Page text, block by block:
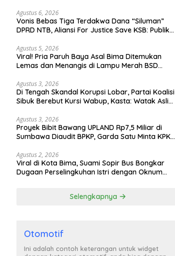
Agustus 6, 2026
Vonis Bebas Tiga Terdakwa Dana “Siluman”
DPRD NTB, Aliansi For Justice Save KSB: Publik
Agustus 5, 2026
Viral! Pria Paruh Baya Asal Bima Ditemukan
Lemas dan Menangis di Lampu Merah BSD
Agustus 3, 2026
Di Tengah Skandal Korupsi Lobar, Partai Koalisi
Sibuk Berebut Kursi Wabup, Kasta: Watak Asli
Agustus 3, 2026
Proyek Bibit Bawang UPLAND Rp7,5 Miliar di
Sumbawa Diaudit BPKP, Garda Satu Minta KPK
Agustus 2, 2026
Viral di Kota Bima, Suami Sopir Bus Bongkar
Dugaan Perselingkuhan Istri dengan Oknum
Selengkapnya
Otomotif
Ini adalah contoh keterangan untuk widget